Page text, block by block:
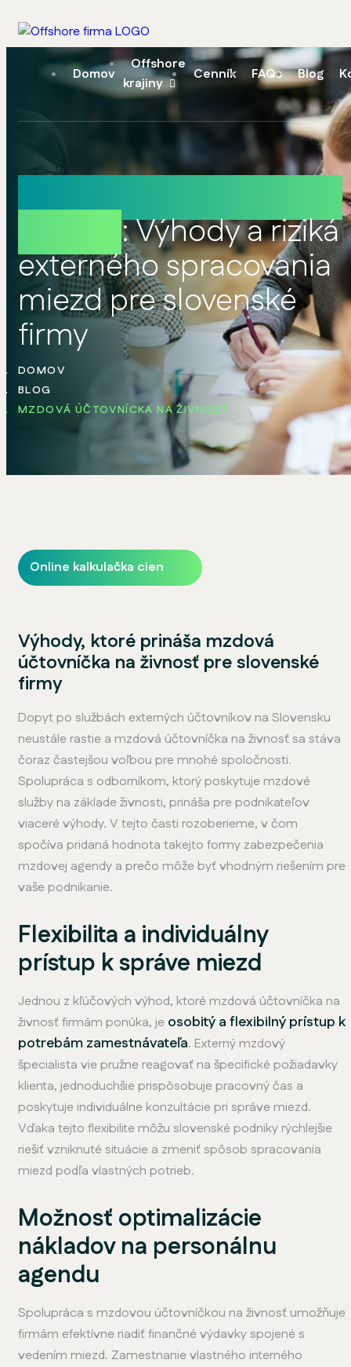
Domov
Offshore
krajiny
Cenník FAQs Blog
Mzdová účtovníčka na
: Výhody a riziká
externého spracovania
miezd pre slovenské
firmy
DOMOV
BLOG
MZDOVÁ ÚČTOVNÍCKA NA ŽIVNOSŤ
Online kalkulačka cien
Výhody, ktoré prináša mzdová
účtovníčka na živnosť pre slovenské
firmy
Dopyt po službách externých účtovníkov na Slovensku
neustále rastie a mzdová účtovníčka na živnosť sa stáva
čoraz častejšou voľbou pre mnohé spoločnosti.
Spolupráca s odborníkom, ktorý poskytuje mzdové
služby na základe živnosti, prináša pre podnikateľov
viaceré výhody. V tejto časti rozoberieme, v čom
spočíva pridaná hodnota takejto formy zabezpečenia
mzdovej agendy a prečo môže byť vhodným riešením pre
vaše podnikanie.
Flexibilita a individuálny
prístup k správe miezd
Jednou z kľúčových výhod, ktoré mzdová účtovníčka na
živnosť firmám ponúka, je osobitý a flexibilný prístup k
potrebám zamestnávateľa. Externý mzdový
špecialista vie pružne reagovať na špecifické požiadavky
klienta, jednoduchšie prispôsobuje pracovný čas a
poskytuje individuálne konzultácie pri správe miezd.
Vďaka tejto flexibilite môžu slovenské podniky rýchlejšie
riešiť vzniknuté situácie a zmeniť spôsob spracovania
miezd podľa vlastných potrieb.
Možnosť optimalizácie
nákladov na personálnu
agendu
Spolupráca s mzdovou účtovníčkou na živnosť umožňuje
firmám efektívne riadiť finančné výdavky spojené s
vedením miezd. Zamestnanie vlastného interného